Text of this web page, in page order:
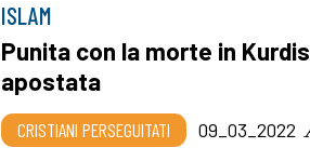
ISLAM
Punita con la morte in
apostata
CRISTIANI PERSEGUITATI 09_03_2022